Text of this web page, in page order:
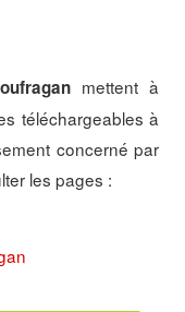
mettent à
téléchargeables à
concerné par
les pages :